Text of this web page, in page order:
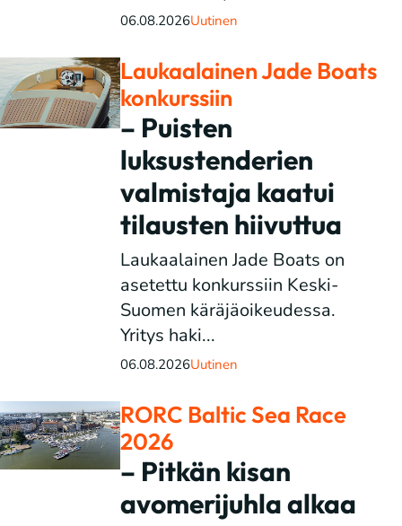
06.08.2026Uutinen
Laukaalainen Jade Boats
konkurssiin
– Puisten
luksustenderien
valmistaja kaatui
tilausten hiivuttua
Laukaalainen Jade Boats on
asetettu konkurssiin Keski-
Suomen käräjäoikeudessa.
Yritys haki...
06.08.2026Uutinen
RORC Baltic Sea Race
2026
– Pitkän kisan
avomerijuhla alkaa